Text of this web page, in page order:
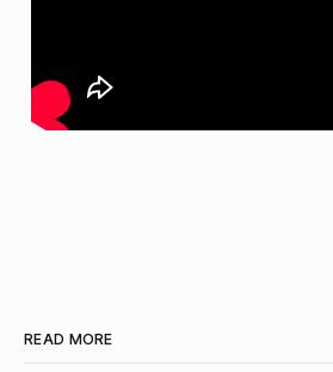
READ MORE